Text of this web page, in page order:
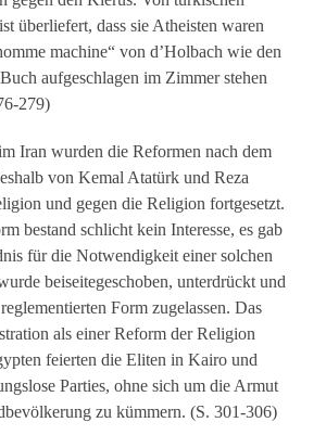
überliefert, dass sie Atheisten waren
machine“ von d’Holbach wie den
aufgeschlagen im Zimmer stehen
279)
Iran wurden die Reformen nach dem
von Kemal Atatürk und Reza
und gegen die Religion fortgesetzt.
bestand schlicht kein Interesse, es gab
für die Notwendigkeit einer solchen
beiseitegeschoben, unterdrückt und
Form zugelassen. Das
als einer Reform der Religion
feierten die Eliten in Kairo und
Parties, ohne sich um die Armut
zu kümmern. (S. 301-306)